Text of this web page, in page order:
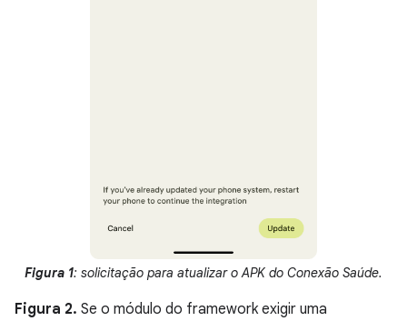
Figura 1: solicitação para atualizar o APK do Conexão Saúde.
Figura 2. Se o módulo do framework exigir uma